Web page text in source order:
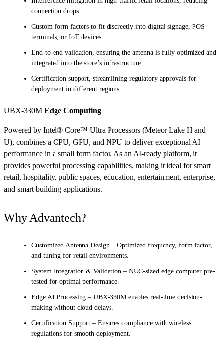
connection drops.
Custom form factors to fit discreetly into digital signage, POS
terminals, or IoT devices.
End-to-end validation, ensuring the antenna is fully optimized and
integrated into the store’s infrastructure.
Certification support, streamlining regulatory approvals for
deployment in different regions.
UBX-330M Edge Computing
Powered by Intel® Core™ Ultra Processors (Meteor Lake H and
U), combines a CPU, GPU, and NPU to deliver exceptional AI
performance in a small form factor. As an AI-ready platform, it
provides powerful processing capabilities, making it ideal for smart
retail, hospitality, public spaces, education, entertainment, enterprise,
and smart building applications.
Why Advantech?
Customized Antenna Design – Optimized frequency, form factor,
and tuning for retail environments.
System Integration & Validation – NUC-sized edge computer pre-
tested for optimal performance.
Edge AI Processing – UBX-330M enables real-time decision-
making without cloud delays.
Certification Support – Ensures compliance with wireless
regulations for smooth deployment.